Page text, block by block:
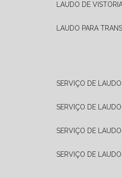
LAUDO DE
LAUDO PARA
SERVIÇO DE
SERVIÇO DE
SERVIÇO DE
SERVIÇO DE